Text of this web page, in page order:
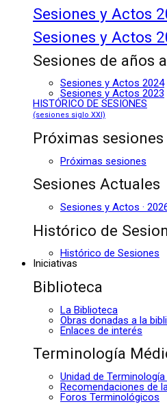
Sesiones y Actos
Sesiones y Actos
Sesiones de años
Sesiones y Actos 2024
Sesiones y Actos 2023
HISTÓRICO DE SESIONES
(sesiones siglo XXI)
Próximas sesiones
Próximas sesiones
Sesiones Actuales
Sesiones y Actos ·
Histórico de
Histórico de Sesiones
Iniciativas
Biblioteca
La Biblioteca
Obras donadas a la
Enlaces de interés
Terminología
Unidad de
Recomendaciones de
Foros Terminológicos